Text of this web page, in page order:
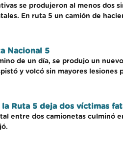
se produjeron al menos dos
En ruta 5 un camión de
Nacional 5
de un día, se produjo un
y volcó sin mayores lesiones
Ruta 5 deja dos víctimas
entre dos camionetas culminó